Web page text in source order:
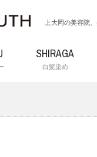
上大岡の美容院
SHIRAGA
白髪染め